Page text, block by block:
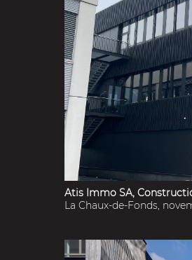
Atis Immo SA,
La Chaux-de-Fonds,